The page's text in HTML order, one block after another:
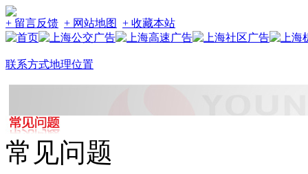
+ 留言反馈 + 网站地图 + 收藏本站
联系方式地理位置
常见问题